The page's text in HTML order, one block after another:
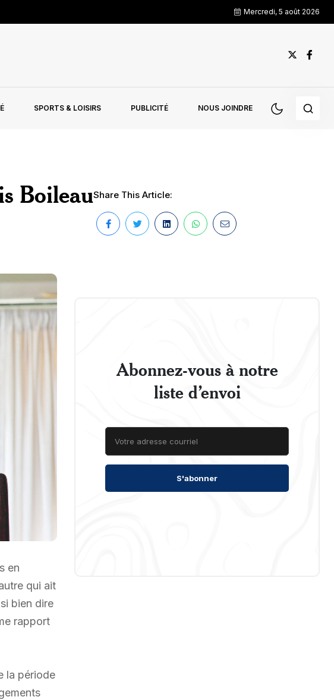
Mercredi, 5 août 2026
SPORTS & LOISIRS PUBLICITÉ NOUS JOINDRE
BoileauShare This Article:
en
qui ait
bien dire
rapport
la période
Abonnez-vous à notre
liste d’envoi